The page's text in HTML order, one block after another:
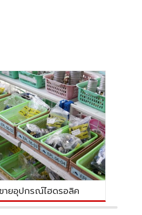
อุปกรณ์ลมนิวเมติกส์ ระยอง